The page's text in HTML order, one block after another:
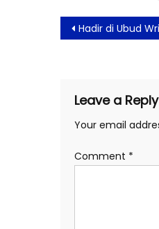
Post
Hadir di Ubud Writers & Readers Festival 2022, Sampoerna Academy Inspirasi
Leave a Reply
Your email
Comment *